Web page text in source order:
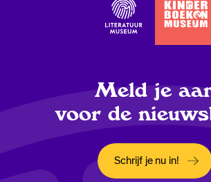
Meld je
voor de
Opent in een nieuw
Schrijf je nu in!